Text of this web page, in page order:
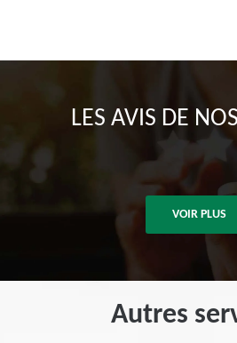
LES AVIS DE
VOIR PLUS
Autres